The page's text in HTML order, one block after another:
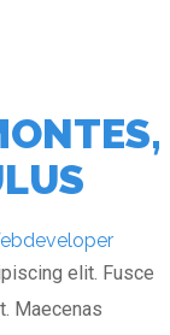
elit. Fusce
Maecenas